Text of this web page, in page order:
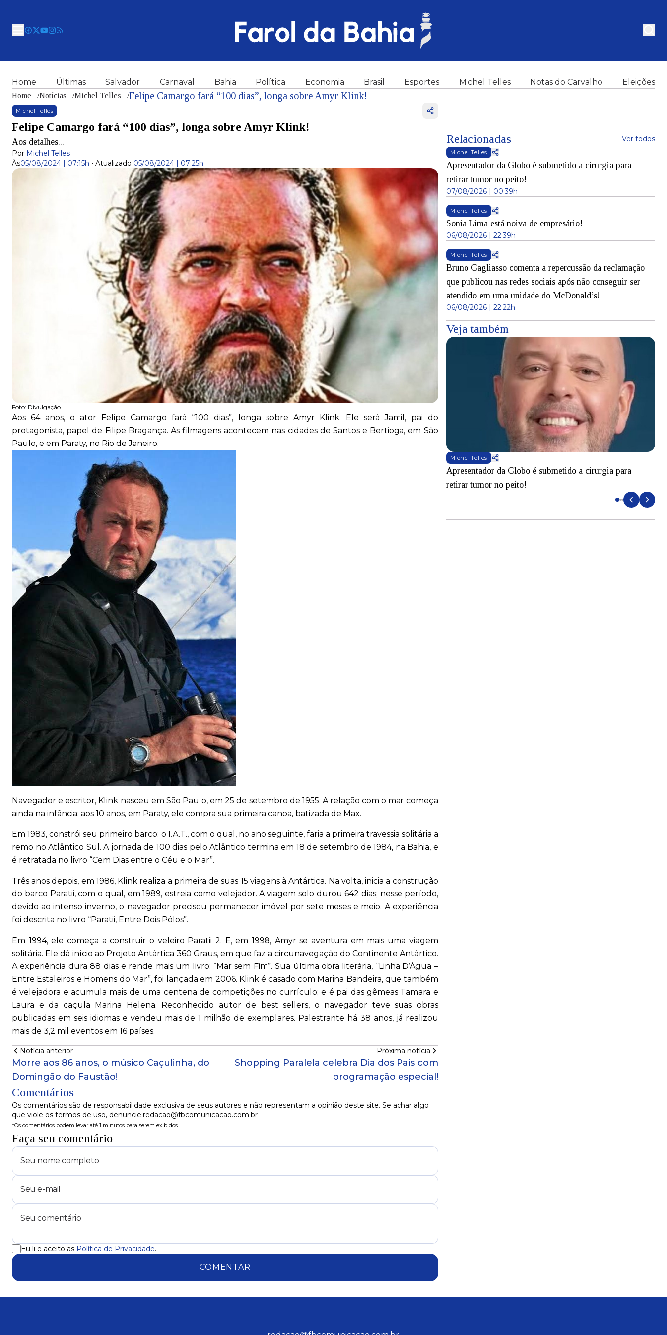
Home Últimas Salvador Carnaval Bahia Política Economia Brasil Esportes Michel Telles Notas do Carvalho Eleições
Home /Notícias /Michel Telles /Felipe Camargo fará “100 dias”, longa sobre Amyr Klink!
Michel Telles
Felipe Camargo fará “100 dias”, longa sobre Amyr Klink!
Aos detalhes...
Por Michel Telles
Às05/08/2024 | 07:15h • Atualizado 05/08/2024 | 07:25h
Foto: Divulgação
Aos 64 anos, o ator Felipe Camargo fará “100 dias”, longa sobre Amyr Klink. Ele será Jamil, pai do
protagonista, papel de Filipe Bragança. As filmagens acontecem nas cidades de Santos e Bertioga, em São
Paulo, e em Paraty, no Rio de Janeiro.
Navegador e escritor, Klink nasceu em São Paulo, em 25 de setembro de 1955. A relação com o mar começa
ainda na infância: aos 10 anos, em Paraty, ele compra sua primeira canoa, batizada de Max.
Em 1983, constrói seu primeiro barco: o I.A.T., com o qual, no ano seguinte, faria a primeira travessia solitária a
remo no Atlântico Sul. A jornada de 100 dias pelo Atlântico termina em 18 de setembro de 1984, na Bahia, e
é retratada no livro “Cem Dias entre o Céu e o Mar”.
Três anos depois, em 1986, Klink realiza a primeira de suas 15 viagens à Antártica. Na volta, inicia a construção
do barco Paratii, com o qual, em 1989, estreia como velejador. A viagem solo durou 642 dias; nesse período,
devido ao intenso inverno, o navegador precisou permanecer imóvel por sete meses e meio. A experiência
foi descrita no livro “Paratii, Entre Dois Pólos”.
Em 1994, ele começa a construir o veleiro Paratii 2. E, em 1998, Amyr se aventura em mais uma viagem
solitária. Ele dá início ao Projeto Antártica 360 Graus, em que faz a circunavegação do Continente Antártico.
A experiência dura 88 dias e rende mais um livro: “Mar sem Fim”. Sua última obra literária, “Linha D’Água –
Entre Estaleiros e Homens do Mar”, foi lançada em 2006. Klink é casado com Marina Bandeira, que também
é velejadora e acumula mais de uma centena de competições no currículo; e é pai das gêmeas Tamara e
Laura e da caçula Marina Helena. Reconhecido autor de best sellers, o navegador teve suas obras
publicadas em seis idiomas e vendeu mais de 1 milhão de exemplares. Palestrante há 38 anos, já realizou
mais de 3,2 mil eventos em 16 países.
Notícia anterior
Morre aos 86 anos, o músico Caçulinha, do
Domingão do Faustão!
Próxima notícia
Shopping Paralela celebra Dia dos Pais com
programação especial!
Comentários
Os comentários são de responsabilidade exclusiva de seus autores e não representam a opinião deste site. Se achar algo
que viole os termos de uso, denuncie:redacao@fbcomunicacao.com.br
*Os comentários podem levar até 1 minutos para serem exibidos
Faça seu comentário
Eu li e aceito as Política de Privacidade.
COMENTAR
Relacionadas Ver todos
Michel Telles
Apresentador da Globo é submetido a cirurgia para
retirar tumor no peito!
07/08/2026 | 00:39h
Michel Telles
Sonia Lima está noiva de empresário!
06/08/2026 | 22:39h
Michel Telles
Bruno Gagliasso comenta a repercussão da reclamação
que publicou nas redes sociais após não conseguir ser
atendido em uma unidade do McDonald’s!
06/08/2026 | 22:22h
Veja também
Michel Telles
Apresentador da Globo é submetido a cirurgia para
retirar tumor no peito!